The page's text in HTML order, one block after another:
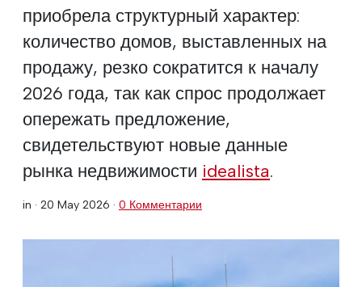
приобрела структурный характер:
количество домов, выставленных на
продажу, резко сократится к началу
2026 года, так как спрос продолжает
опережать предложение,
свидетельствуют новые данные
рынка недвижимости idealista.
in · 20 May 2026 · 0 Комментарии